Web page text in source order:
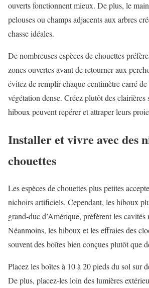
ouverts fonctionnent mieux. De plus, le
pelouses ou champs adjacents aux arbres
chasse idéales.
De nombreuses espèces de chouettes
zones ouvertes avant de retourner aux
évitez de remplir chaque centimètre carré
végétation dense. Créez plutôt des clairières
hiboux peuvent repérer et attraper leurs
Installer et vivre avec des
chouettes
Les espèces de chouettes plus petites
nichoirs artificiels. Cependant, les hiboux
grand-duc d’Amérique, préfèrent les cavités
Néanmoins, les hiboux et les effraies des
souvent des boîtes bien conçues plutôt que
Placez les boîtes à 10 à 20 pieds du sol sur
De plus, placez-les loin des lumières